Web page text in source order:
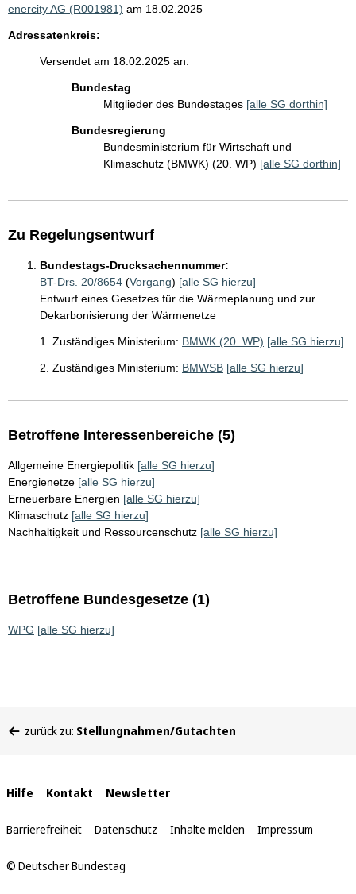
enercity AG (R001981) am 18.02.2025
Adressatenkreis:
Versendet am 18.02.2025 an:
Bundestag
Mitglieder des Bundestages [alle SG dorthin]
Bundesregierung
Bundesministerium für Wirtschaft und
Klimaschutz (BMWK) (20. WP) [alle SG dorthin]
Zu Regelungsentwurf
Bundestags-Drucksachennummer:
BT-Drs. 20/8654 (Vorgang) [alle SG hierzu]
Entwurf eines Gesetzes für die Wärmeplanung und zur
Dekarbonisierung der Wärmenetze
1. Zuständiges Ministerium: BMWK (20. WP) [alle SG hierzu]
2. Zuständiges Ministerium: BMWSB [alle SG hierzu]
Betroffene Interessenbereiche (5)
Allgemeine Energiepolitik [alle SG hierzu]
Energienetze [alle SG hierzu]
Erneuerbare Energien [alle SG hierzu]
Klimaschutz [alle SG hierzu]
Nachhaltigkeit und Ressourcenschutz [alle SG hierzu]
Betroffene Bundesgesetze (1)
WPG [alle SG hierzu]
befinden
zurück zu: Stellungnahmen/Gutachten
Interne
Links
Hilfe Kontakt Newsletter
Barrierefreiheit Datenschutz Inhalte melden Impressum
© Deutscher Bundestag